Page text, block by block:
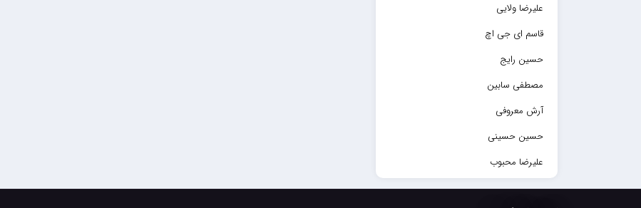
علیرضا ولایی
قاسم ای جی اچ
حسین رایج
مصطفی سابین
آرش معروفی
حسین حسینی
علیرضا محبوب
حسین حصارکی